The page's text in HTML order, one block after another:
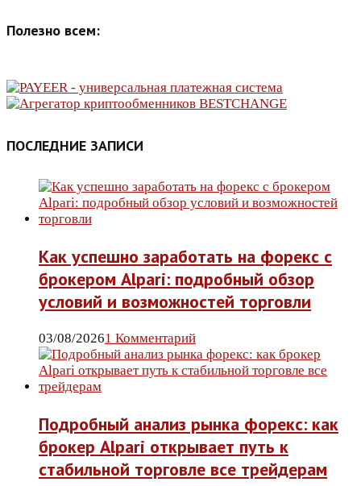
Полезно всем:
ПОСЛЕДНИЕ ЗАПИСИ
Как успешно заработать на форекс с
брокером Alpari: подробный обзор
условий и возможностей торговли
03/08/20261 Комментарий
Подробный анализ рынка форекс: как
брокер Alpari открывает путь к
стабильной торговле все трейдерам